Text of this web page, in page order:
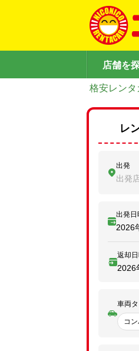
店舗を
格安レンタ
レ
出発
出発
出発日
2026
返却
2026
車両
コ